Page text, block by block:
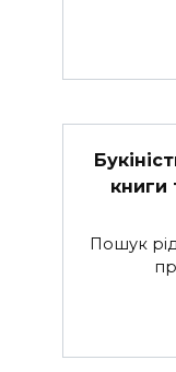
книги
Пошук